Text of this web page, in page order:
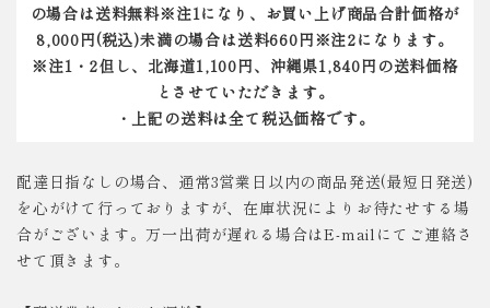
の場合は送料無料※注1になり、お買い上げ商品合計価格が
8,000円(税込)未満の場合は送料660円※注2になります。
※注1・2但し、北海道1,100円、沖縄県1,840円の送料価格
とさせていただきます。
・上記の送料は全て税込価格です。
配達日指なしの場合、通常3営業日以内の商品発送(最短日発送)
を心がけて行っておりますが、在庫状況によりお待たせする場
合がございます。万一出荷が遅れる場合はE-mailにてご連絡さ
せて頂きます。